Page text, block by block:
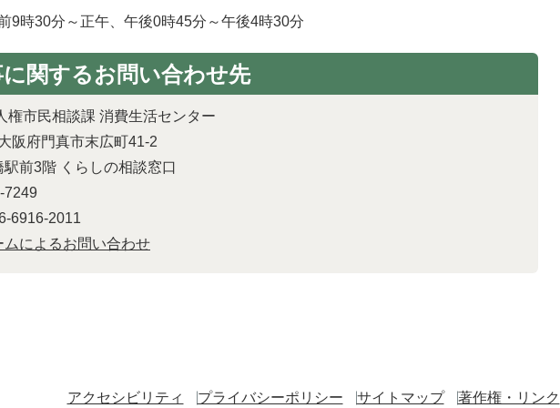
9時30分～正午、午後0時45分～午後4時30分
関するお問い合わせ先
権市民相談課 消費生活センター
阪府門真市末広町41-2
駅前3階 くらしの相談窓口
7249
6916-2011
ムによるお問い合わせ
アクセシビリティ プライバシーポリシー サイトマップ 著作権・リンク